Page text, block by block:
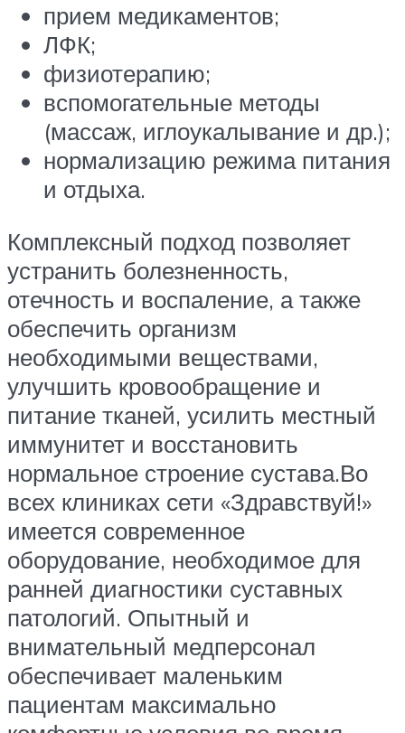
прием медикаментов;
ЛФК;
физиотерапию;
вспомогательные методы
(массаж, иглоукалывание и др.);
нормализацию режима питания
и отдыха.
Комплексный подход позволяет
устранить болезненность,
отечность и воспаление, а также
обеспечить организм
необходимыми веществами,
улучшить кровообращение и
питание тканей, усилить местный
иммунитет и восстановить
нормальное строение сустава.Во
всех клиниках сети «Здравствуй!»
имеется современное
оборудование, необходимое для
ранней диагностики суставных
патологий. Опытный и
внимательный медперсонал
обеспечивает маленьким
пациентам максимально